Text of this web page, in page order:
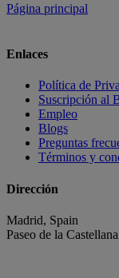
Página principal
Enlaces
Política de
Suscripción al
Empleo
Blogs
Preguntas
Términos y
Dirección
Madrid, Spain
Paseo de la